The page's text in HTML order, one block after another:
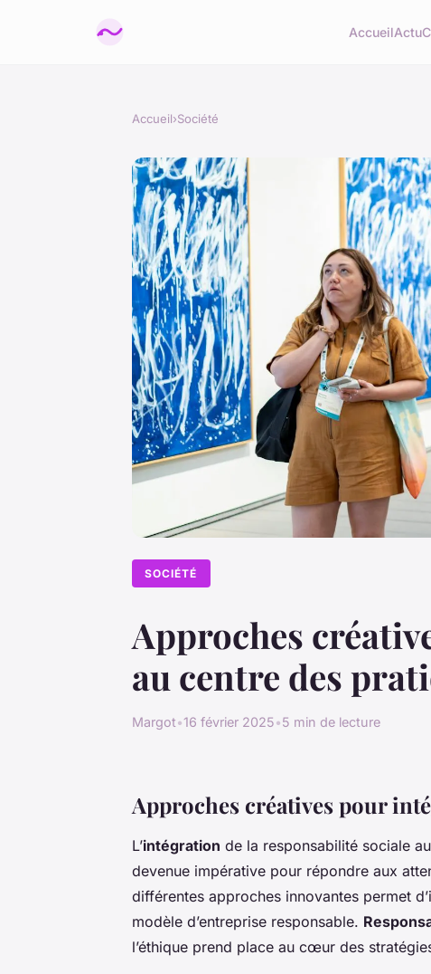
AccueilActu
Accueil›Société
SOCIÉTÉ
Approches
au centre des
Margot•16 février 2025•5 min de lecture
Approches créatives pour
L’intégration de la responsabilité sociale
devenue impérative pour répondre aux
différentes approches innovantes permet
modèle d’entreprise responsable.
l’éthique prend place au cœur des